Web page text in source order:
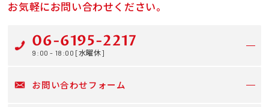
お気軽にお問い合わせください。
06-6195-2217
9:00 - 18:00 [水曜休]
お問い合わせフォーム